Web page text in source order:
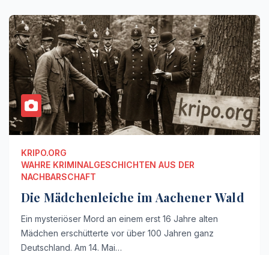
KRIPO.ORG
WAHRE KRIMINALGESCHICHTEN AUS DER
NACHBARSCHAFT
Die Mädchenleiche im Aachener Wald
Ein mysteriöser Mord an einem erst 16 Jahre alten
Mädchen erschütterte vor über 100 Jahren ganz
Deutschland. Am 14. Mai…